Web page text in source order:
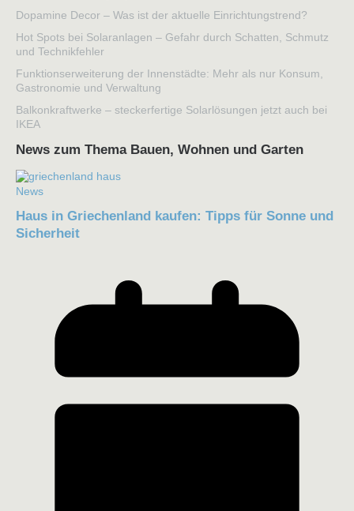
Dopamine Decor – Was ist der aktuelle Einrichtungstrend?
Hot Spots bei Solaranlagen – Gefahr durch Schatten, Schmutz
und Technikfehler
Funktionserweiterung der Innenstädte: Mehr als nur Konsum,
Gastronomie und Verwaltung
Balkonkraftwerke – steckerfertige Solarlösungen jetzt auch bei
IKEA
News zum Thema Bauen, Wohnen und Garten
News
Haus in Griechenland kaufen: Tipps für Sonne und
Sicherheit